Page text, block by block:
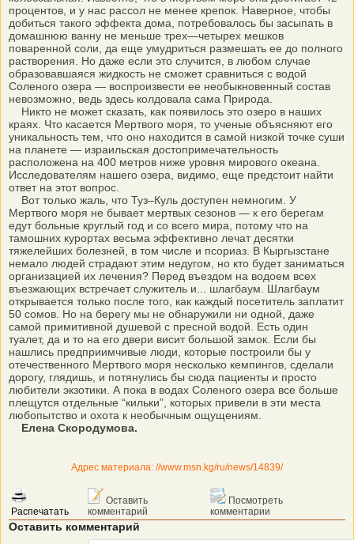
процентов, и у нас рассол не менее крепок. Наверное, чтобы
добиться такого эффекта дома, потребовалось бы засыпать в
домашнюю ванну не меньше трех—четырех мешков
поваренной соли, да еще умудриться размешать ее до полного
растворения. Но даже если это случится, в любом случае
образовавшаяся жидкость не сможет сравниться с водой
Соленого озера — воспроизвести ее необыкновенный состав
невозможно, ведь здесь колдовала сама Природа.
Никто не может сказать, как появилось это озеро в наших
краях. Что касается Мертвого моря, то ученые объясняют его
уникальность тем, что оно находится в самой низкой точке суши
на планете — израильская достопримечательность
расположена на 400 метров ниже уровня мирового океана.
Исследователям нашего озера, видимо, еще предстоит найти
ответ на этот вопрос.
Вот только жаль, что Туз–Куль доступен немногим. У
Мертвого моря не бывает мертвых сезонов — к его берегам
едут больные круглый год и со всего мира, потому что на
тамошних курортах весьма эффективно лечат десятки
тяжелейших болезней, в том числе и псориаз. В Кыргызстане
немало людей страдают этим недугом, но кто будет заниматься
организацией их лечения? Перед въездом на водоем всех
въезжающих встречает служитель и... шлагбаум. Шлагбаум
открывается только после того, как каждый посетитель заплатит
50 сомов. Но на берегу мы не обнаружили ни одной, даже
самой примитивной душевой с пресной водой. Есть один
туалет, да и то на его двери висит большой замок. Если бы
нашлись предприимчивые люди, которые построили бы у
отечественного Мертвого моря несколько кемпингов, сделали
дорогу, глядишь, и потянулись бы сюда пациенты и просто
любители экзотики. А пока в водах Соленого озера все больше
плещутся отдельные “кильки”, которых привели в эти места
любопытство и охота к необычным ощущениям.
Елена Скородумова.
Адрес материала: //www.msn.kg/ru/news/14839/
Распечатать
Оставить
комментарий
Посмотреть
комментарии
Оставить комментарий